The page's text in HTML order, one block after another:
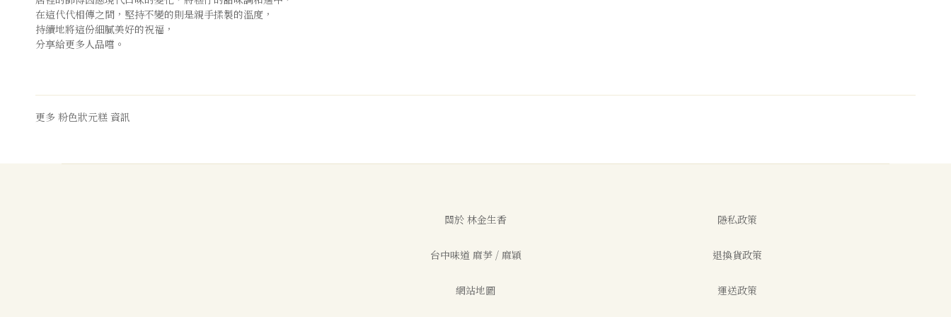
在這代代相傳之間，堅持不變的則是親手揉製的溫度，
持續地將這份細膩美好的祝福，
分享給更多人品嚐。
更多 粉色狀元糕 資訊
關於 林金生香
台中味道 麻芛 / 麻穎
網站地圖
隱私政策
退換貨政策
運送政策